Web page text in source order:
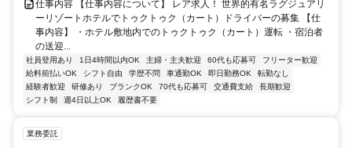
仕事内容 【仕事内容について】 レア求人！ 世界的有名ラグジュアリ
ーリゾートホテルでトゥクトゥク（カート）ドライバーの募集 【仕
事内容】 ・ホテル敷地内でのトゥクトゥク（カート）運転 ・宿泊者
の送迎...
社員登用あり 1日4時間以内OK 主婦・主夫歓迎 60代も応募可
フリーター歓迎
給料前払いOK
シフト自由 学歴不問 車通勤OK 即日勤務OK
転勤なし
経験者歓迎
研修あり ブランクOK 70代も応募可 交通費支給
長期歓迎
シフト制
週4日以上OK 履歴書不要
業務委託